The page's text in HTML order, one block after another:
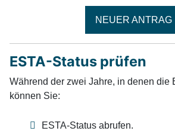
NEUER ANTRAG
ESTA-Status prüfen
Während der zwei Jahre, in denen die
können Sie:
ESTA-Status abrufen.